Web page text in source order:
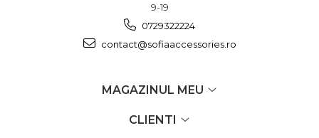
9-19
0729322224
contact@sofiaaccessories.ro
MAGAZINUL MEU
CLIENTI